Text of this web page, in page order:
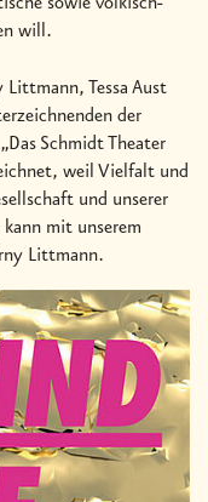
will.
Tessa Aust
der
Schmidt Theater
weil Vielfalt und
und unserer
mit unserem
Littmann.